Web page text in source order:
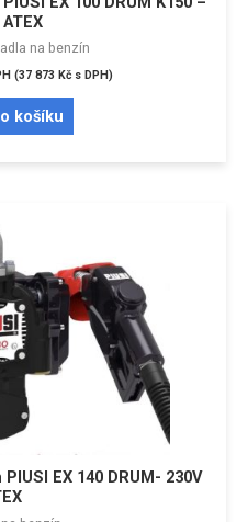
na benzín
(37 873 Kč s DPH)
košíku
EX 140 DRUM- 230V